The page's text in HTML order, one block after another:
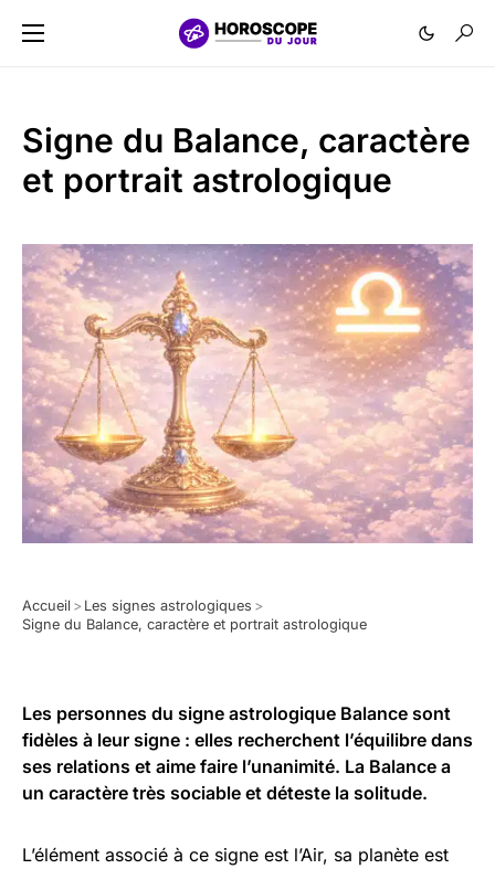
Signe du Balance, caractère
et portrait astrologique
Accueil > Les signes astrologiques >
Signe du Balance, caractère et portrait astrologique
Les personnes du signe astrologique Balance sont
fidèles à leur signe : elles recherchent l’équilibre dans
ses relations et aime faire l’unanimité. La Balance a
un caractère très sociable et déteste la solitude.
L’élément associé à ce signe est l’Air, sa planète est